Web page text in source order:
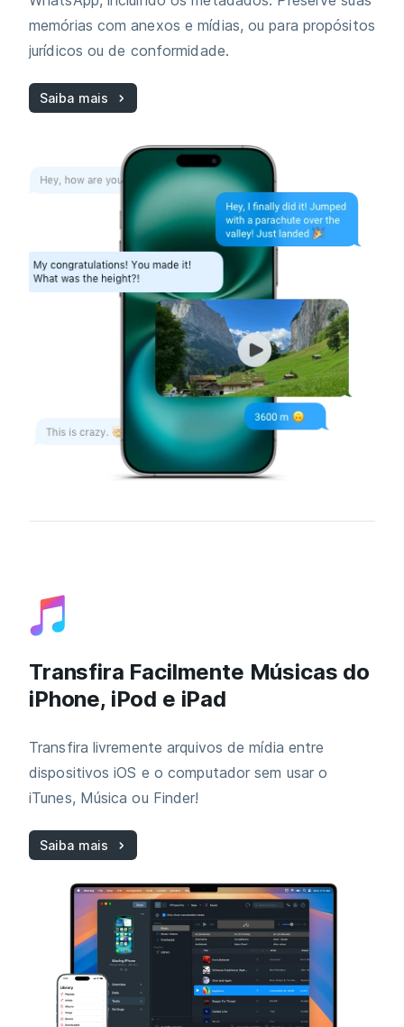
memórias com anexos e mídias, ou para propósitos
jurídicos ou de conformidade.
Saiba mais
Transfira Facilmente Músicas do
iPhone, iPod e iPad
Transfira livremente arquivos de mídia entre
dispositivos iOS e o computador sem usar o
iTunes, Música ou Finder!
Saiba mais